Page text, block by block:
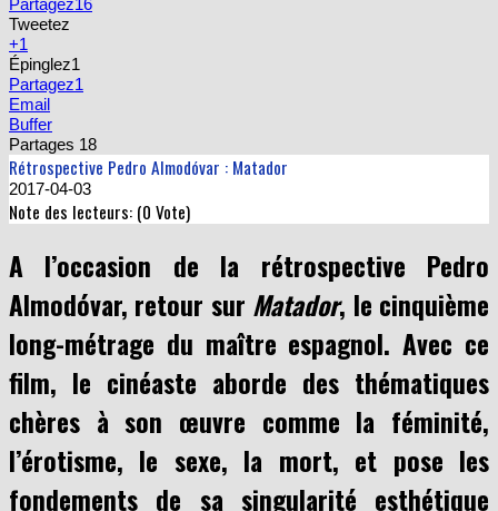
Partagez16
Tweetez
+1
Épinglez1
Partagez1
Email
Buffer
Partages 18
Rétrospective Pedro Almodóvar : Matador
2017-04-03
Note des lecteurs: (0 Vote)
A l’occasion de la rétrospective Pedro
Almodóvar, retour sur Matador, le cinquième
long-métrage du maître espagnol. Avec ce
film, le cinéaste aborde des thématiques
chères à son œuvre comme la féminité,
l’érotisme, le sexe, la mort, et pose les
fondements de sa singularité esthétique